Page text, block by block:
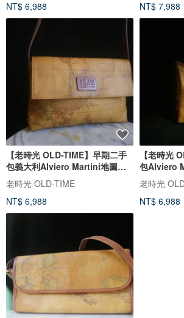
NT$ 6,988
NT$ 7,988
【老時光 OLD-TIME】早期二手
包義大利Alviero Martini地圖肩
背包
老時光 OLD-TIME
NT$ 6,988
【老時光
包Alviero
信
老時光
NT$ 6,988